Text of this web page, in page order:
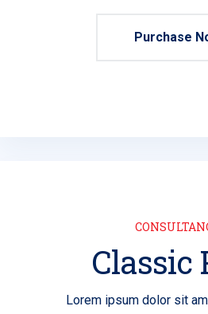
Purchase
Classic
Lorem ipsum dolor sit